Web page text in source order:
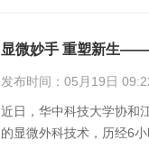
显微妙手 重塑新生
发布时间：05月19日
近日，华中科技大学协和
的显微外科技术，历经6